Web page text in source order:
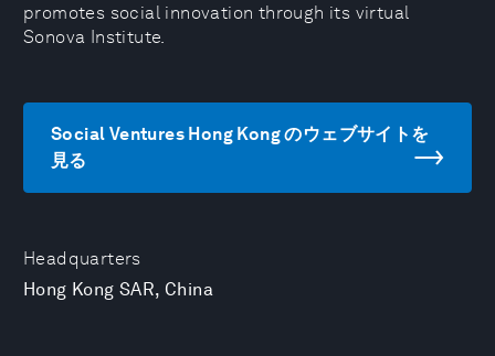
Headquarters
Hong Kong SAR, China
promotes social innovation through its virtual
Sonova Institute.
Social Ventures Hong Kong のウェブサイトを
見る